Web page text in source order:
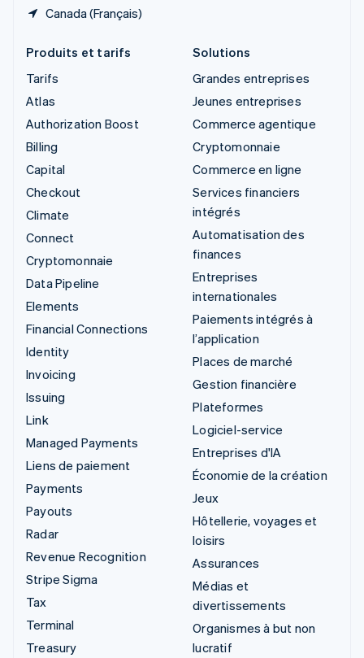
Canada (Français)
Produits et tarifs
Tarifs
Atlas
Authorization Boost
Billing
Capital
Checkout
Climate
Connect
Cryptomonnaie
Data Pipeline
Elements
Financial Connections
Identity
Invoicing
Issuing
Link
Managed Payments
Liens de paiement
Payments
Payouts
Radar
Revenue Recognition
Stripe Sigma
Tax
Terminal
Treasury
Solutions
Grandes entreprises
Jeunes entreprises
Commerce agentique
Cryptomonnaie
Commerce en ligne
Services financiers
intégrés
Automatisation des
finances
Entreprises
internationales
Paiements intégrés à
l’application
Places de marché
Gestion financière
Plateformes
Logiciel-service
Entreprises d'IA
Économie de la création
Jeux
Hôtellerie, voyages et
loisirs
Assurances
Médias et
divertissements
Organismes à but non
lucratif